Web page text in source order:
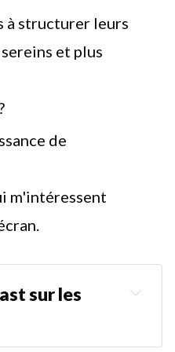
à structurer leurs
et plus
de
m'intéressent
sur les